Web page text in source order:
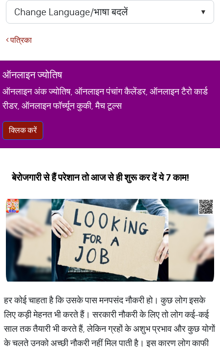
पत्रिका
ऑनलाइन ज्योतिष
ऑनलाइन अंक ज्योतिष, ऑनलाइन पंचांग कैलेंडर, ऑनलाइन टैरो कार्ड
रीडर, ऑनलाइन फॉर्च्यून कुकी, मैच टूल्स
क्लिक करें
बेरोजगारी से हैं परेशान तो आज से ही शुरू कर दें ये 7 काम!
हर कोई चाहता है कि उसके पास मनपसंद नौकरी हो। कुछ लोग इसके
लिए कड़ी मेहनत भी करते हैं। सरकारी नौकरी के लिए तो लोग कई-कई
साल तक तैयारी भी करते हैं, लेकिन ग्रहों के अशुभ प्रभाव और कुछ योगों
के चलते उनको अच्छी नौकरी नहीं मिल पाती है। इस कारण लोग काफी